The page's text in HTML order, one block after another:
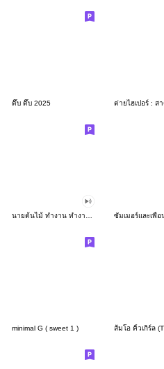
ดึ๊บ ดึ๊บ 2025 ต่ายไฮเปอร์ : ส
ซัมเมอร์และเพื่อ
minimal G ( sweet 1 ) ส้มโอ คิ้วเกิร์ล